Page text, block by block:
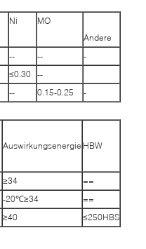
Ni
MO
Andere
-- --
-
≤0.30 --
-- 0.15-0.25 -
Auswirkungsenergie HBW
≥34
==
-20℃≥34
==
≥40 ≤250HBS